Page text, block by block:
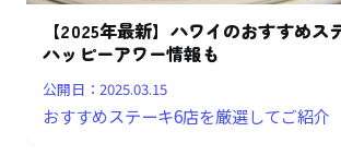
【2025年最新】ハワイのおすすめス
ハッピーアワー情報も
公開日：2025.03.15
おすすめステーキ6店を厳選してご紹介